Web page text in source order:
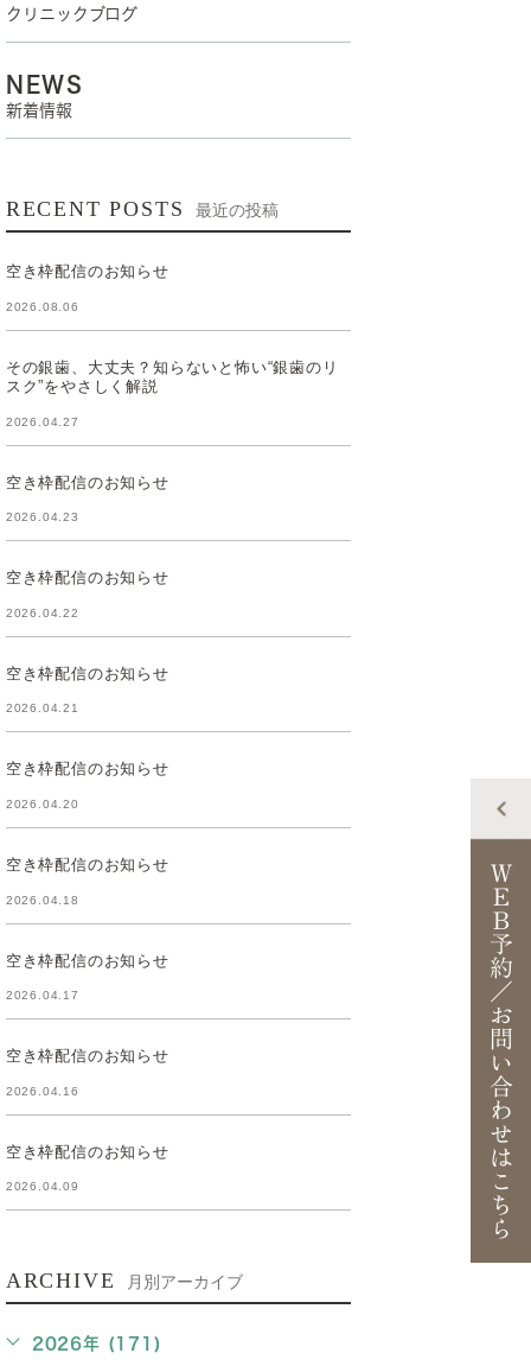
クリニックブログ
NEWS
新着情報
RECENT POSTS 最近の投稿
空き枠配信のお知らせ
2026.08.06
その銀歯、大丈夫？知らないと怖い“銀歯のリ
スク”をやさしく解説
2026.04.27
空き枠配信のお知らせ
2026.04.23
空き枠配信のお知らせ
2026.04.22
空き枠配信のお知らせ
2026.04.21
空き枠配信のお知らせ
2026.04.20
空き枠配信のお知らせ
2026.04.18
空き枠配信のお知らせ
2026.04.17
空き枠配信のお知らせ
2026.04.16
空き枠配信のお知らせ
2026.04.09
ARCHIVE 月別アーカイブ
2026年 (171)